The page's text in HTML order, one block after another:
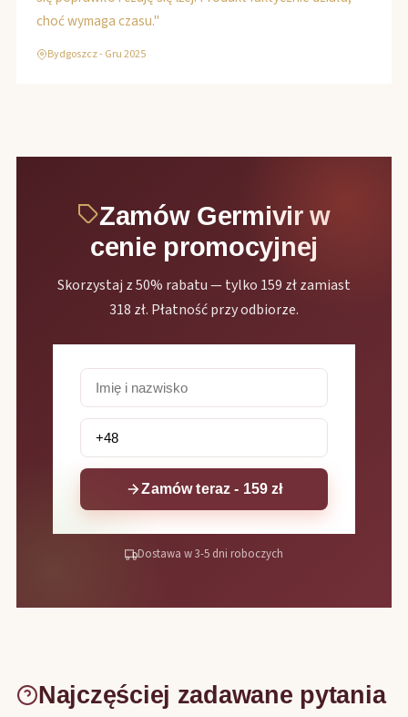
choć wymaga czasu."
Bydgoszcz - Gru 2025
Zamów Germivir w
cenie promocyjnej
Skorzystaj z 50% rabatu — tylko 159 zł zamiast
318 zł. Płatność przy odbiorze.
Zamów teraz - 159 zł
Dostawa w 3-5 dni roboczych
Najczęściej zadawane pytania